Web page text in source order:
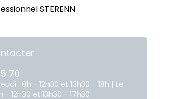
STERENN
70
: 8h - 12h30 et 13h30 - 18h | Le
- 12h30 et 13h30 - 17h30